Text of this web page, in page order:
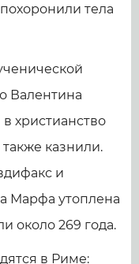
тела
Валентина
христианство
казнили.
и
Марфа утоплена
около 269 года.
в Риме: